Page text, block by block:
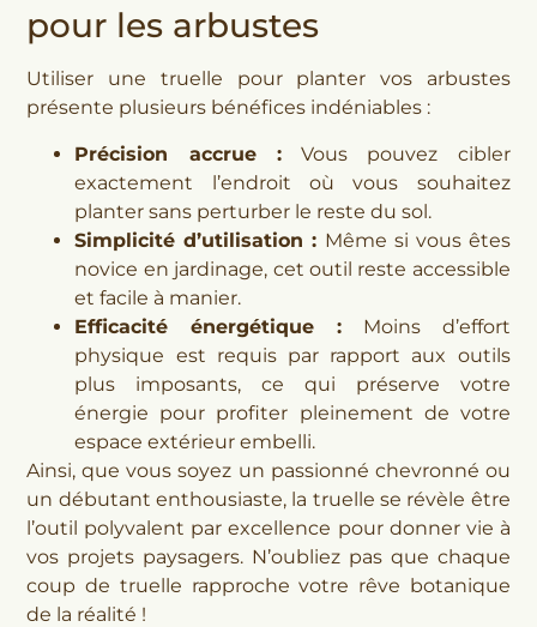
pour les arbustes
Utiliser une truelle pour planter vos arbustes
présente plusieurs bénéfices indéniables :
Précision accrue :Vous pouvez cibler
exactement l’endroit où vous souhaitez
planter sans perturber le reste du sol.
Simplicité d’utilisation : Même si vous êtes
novice en jardinage, cet outil reste accessible
et facile à manier.
Efficacité énergétique : Moins d’effort
physique est requis par rapport aux outils
plus imposants, ce qui préserve votre
énergie pour profiter pleinement de votre
espace extérieur embelli.
Ainsi, que vous soyez un passionné chevronné ou
un débutant enthousiaste, la truelle se révèle être
l’outil polyvalent par excellence pour donner vie à
vos projets paysagers. N’oubliez pas que chaque
coup de truelle rapproche votre rêve botanique
de la réalité !